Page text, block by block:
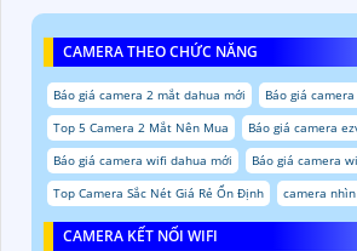
CAMERA THEO CHỨC NĂNG
Báo giá camera 2 mắt dahua mới
Báo giá
Top 5 Camera 2 Mắt Nên Mua
Báo giá camera
Báo giá camera wifi dahua mới
Báo giá camera
Top Camera Sắc Nét Giá Rẻ Ổn Định
camera
CAMERA KẾT NỐI WIFI